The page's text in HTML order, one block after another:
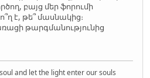
բայց մեր ֆորումի
է, թե՞ մասնակից։
թարգմանությունից
and let the light enter our souls